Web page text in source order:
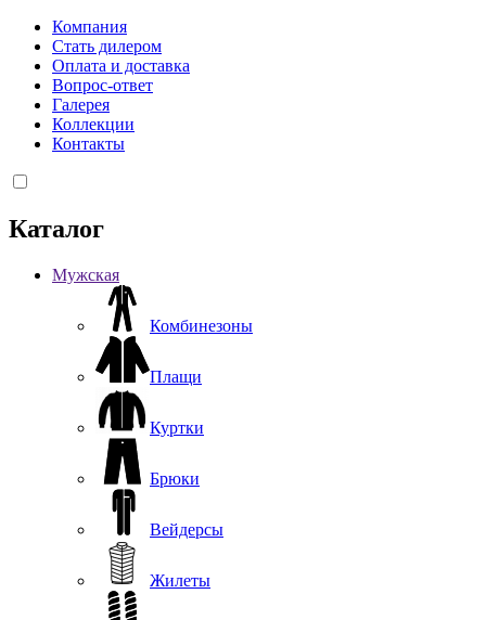
Компания
Стать дилером
Оплата и доставка
Вопрос-ответ
Галерея
Коллекции
Контакты
Каталог
Мужская
Комбинезоны
Плащи
Куртки
Брюки
Вейдерсы
Жилеты